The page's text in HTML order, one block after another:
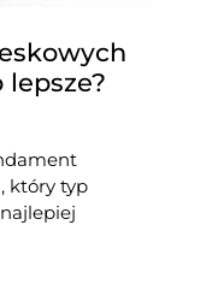
lepsze?
który typ